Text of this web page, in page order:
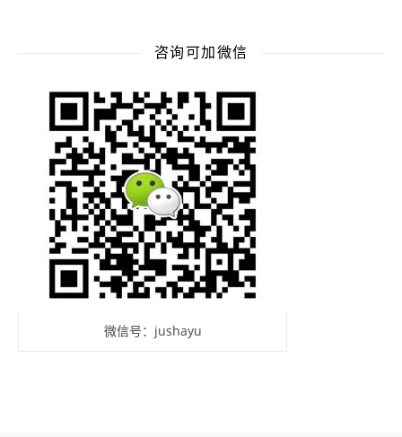
咨询可加微信
微信号：jushayu